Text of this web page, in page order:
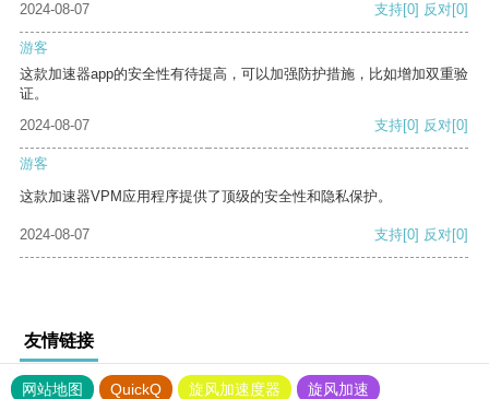
2024-08-07 支持[0] 反对[0]
游客
这款加速器app的安全性有待提高，可以加强防护措施，比如增加双重验
证。
2024-08-07
支持[0] 反对[0]
游客
这款加速器VPM应用程序提供了顶级的安全性和隐私保护。
2024-08-07 支持[0] 反对[0]
友情链接
网站地图 QuickQ 旋风加速度器
旋风加速